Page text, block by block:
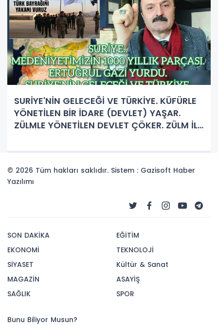
SURİYE'NİN GELECEĞİ VE TÜRKİYE. KÜFÜRLE
YÖNETİLEN BİR İDARE (DEVLET) YAŞAR.
ZÜLMLE YÖNETİLEN DEVLET ÇÖKER. ZÜLM İLE
© 2026 Tüm hakları saklıdır. Sistem : Gazisoft Haber
Yazılımı
SON DAKİKA
EKONOMİ
SİYASET
MAGAZİN
SAĞLIK
EĞİTİM
TEKNOLOJİ
Kültür & Sanat
ASAYİŞ
SPOR
Bunu Biliyor Musun?